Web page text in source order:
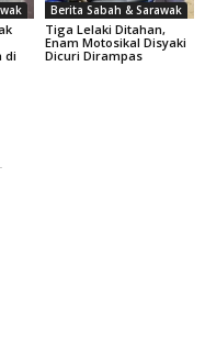
di
Berita Sabah & Sarawak
Tiga Lelaki Ditahan,
Enam Motosikal Disyaki
Dicuri Dirampas